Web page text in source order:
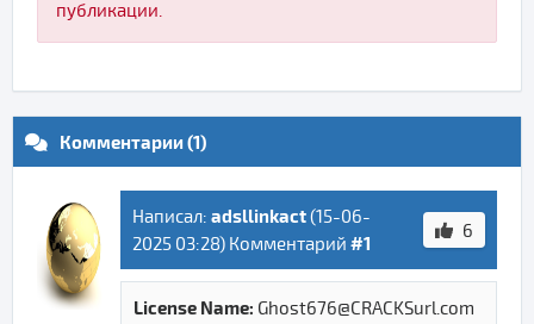
публикации.
Комментарии (1)
Написал: adsllinkact(15-06-
2025 03:28) Комментарий #1
6
License Name: Ghost676@CRACKSurl.com